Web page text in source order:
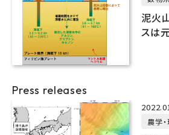
泥火
スは
Press releases
農学